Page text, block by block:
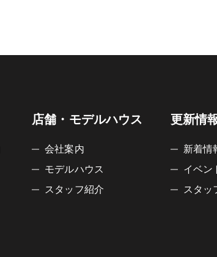
店舗・モデルハウス
会社案内
モデルハウス
スタッフ紹介
更新情
新着情
イベン
スタッ